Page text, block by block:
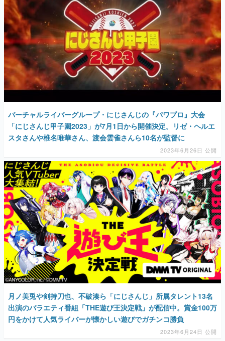
バーチャルライバーグループ・にじさんじの『パワプロ』大会
「にじさんじ甲子園2023」が7月1日から開催決定。リゼ・ヘルエ
スタさんや椎名唯華さん、渡会雲雀さんら10名が監督に
2023年6月26日 公開
月ノ美兎や剣持刀也、不破湊ら「にじさんじ」所属タレント13名
出演のバラエティ番組「THE遊び王決定戦」が配信中。賞金100万
円をかけて人気ライバーが懐かしい遊びでガチンコ勝負
2023年6月24日 公開